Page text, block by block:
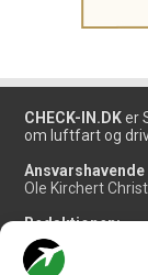
CHECK-IN.DK er
om luftfart og
Ole Kirchert
Redaktionen:
Christian Granhøj
Henrik